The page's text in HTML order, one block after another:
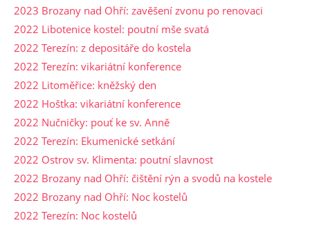
2023 Brozany nad Ohří: zavěšení zvonu po renovaci
2022 Libotenice kostel: poutní mše svatá
2022 Terezín: z depositáře do kostela
2022 Terezín: vikariátní konference
2022 Litoměřice: kněžský den
2022 Hoštka: vikariátní konference
2022 Nučničky: pouť ke sv. Anně
2022 Terezín: Ekumenické setkání
2022 Ostrov sv. Klimenta: poutní slavnost
2022 Brozany nad Ohří: čištění rýn a svodů na kostele
2022 Brozany nad Ohří: Noc kostelů
2022 Terezín: Noc kostelů